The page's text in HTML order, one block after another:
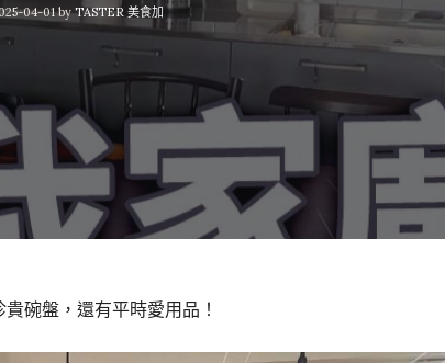
04-01 by TASTER 美食加
碗盤，還有平時愛用品！